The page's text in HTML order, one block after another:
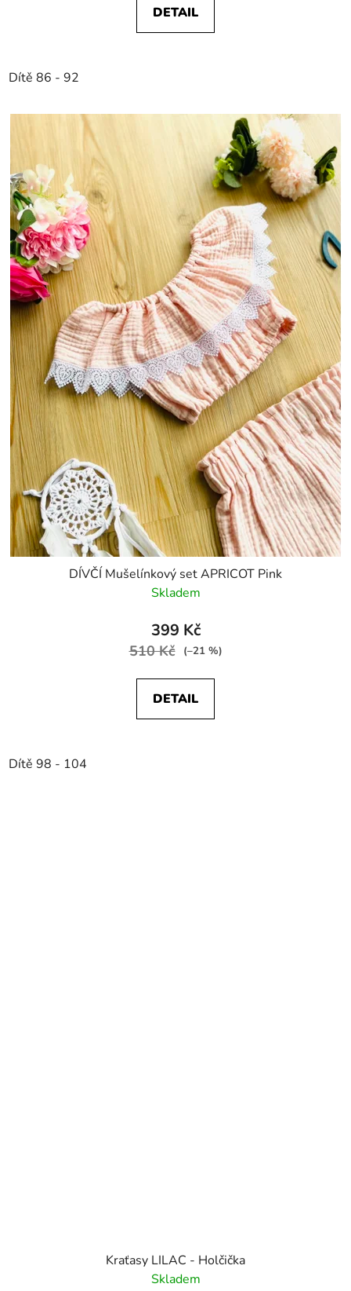
DETAIL
Dítě 86 - 92
DÍVČÍ Mušelínkový set APRICOT Pink
Skladem
399 Kč
510 Kč (–21 %)
DETAIL
Dítě 98 - 104
Kraťasy LILAC - Holčička
Skladem